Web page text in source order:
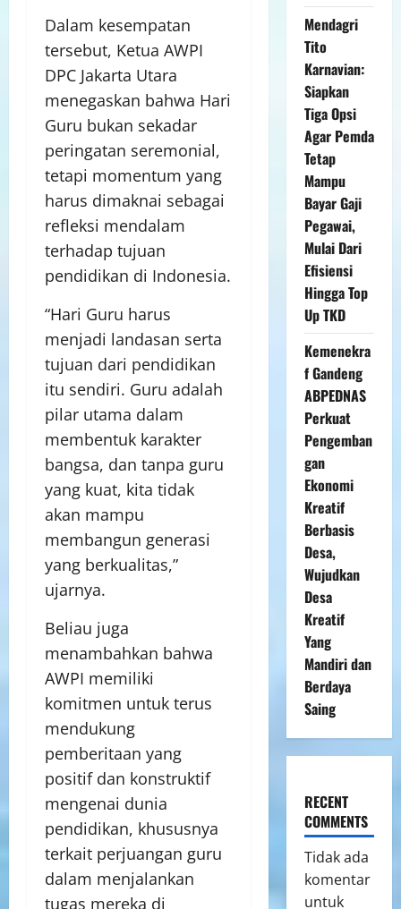
Dalam kesempatan
tersebut, Ketua AWPI
DPC Jakarta Utara
menegaskan bahwa Hari
Guru bukan sekadar
peringatan seremonial,
tetapi momentum yang
harus dimaknai sebagai
refleksi mendalam
terhadap tujuan
pendidikan di Indonesia.
“Hari Guru harus
menjadi landasan serta
tujuan dari pendidikan
itu sendiri. Guru adalah
pilar utama dalam
membentuk karakter
bangsa, dan tanpa guru
yang kuat, kita tidak
akan mampu
membangun generasi
yang berkualitas,”
ujarnya.
Beliau juga
menambahkan bahwa
AWPI memiliki
komitmen untuk terus
mendukung
pemberitaan yang
positif dan konstruktif
mengenai dunia
pendidikan, khususnya
terkait perjuangan guru
dalam menjalankan
tugas mereka di
Mendagri
Tito
Karnavian:
Siapkan
Tiga Opsi
Agar Pemda
Tetap
Mampu
Bayar Gaji
Pegawai,
Mulai Dari
Efisiensi
Hingga Top
Up TKD
Kemenekra
f Gandeng
ABPEDNAS
Perkuat
Pengemban
gan
Ekonomi
Kreatif
Berbasis
Desa,
Wujudkan
Desa
Kreatif
Yang
Mandiri dan
Berdaya
Saing
RECENT
COMMENTS
Tidak ada
komentar
untuk